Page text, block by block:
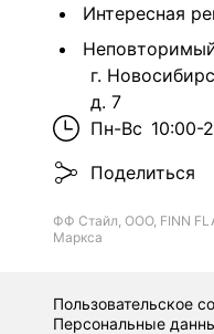
Интересная
г.
д. 7
Пн-Вс 10:00-
Поделиться
ФФ Стайл, ООО, FINN
Маркса
Пользовательское
Персональные